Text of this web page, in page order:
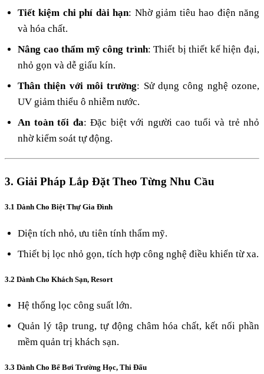
Tiết kiệm chi phí dài hạn: Nhờ giảm tiêu hao điện năng
và hóa chất.
Nâng cao thẩm mỹ công trình: Thiết bị thiết kế hiện đại,
nhỏ gọn và dễ giấu kín.
Thân thiện với môi trường: Sử dụng công nghệ ozone,
UV giảm thiểu ô nhiễm nước.
An toàn tối đa: Đặc biệt với người cao tuổi và trẻ nhỏ
nhờ kiểm soát tự động.
3. Giải Pháp Lắp Đặt Theo Từng Nhu Cầu
3.1 Dành Cho Biệt Thự Gia Đình
Diện tích nhỏ, ưu tiên tính thẩm mỹ.
Thiết bị lọc nhỏ gọn, tích hợp công nghệ điều khiển từ xa.
3.2 Dành Cho Khách Sạn, Resort
Hệ thống lọc công suất lớn.
Quản lý tập trung, tự động châm hóa chất, kết nối phần
mềm quản trị khách sạn.
3.3 Dành Cho Bể Bơi Trường Học, Thi Đấu